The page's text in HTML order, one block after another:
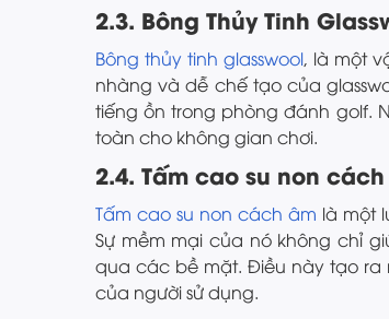
2.3. Bông Thủy Tinh
Bông thủy tinh glasswool, là một
nhàng và dễ chế tạo của
tiếng ồn trong phòng đánh golf.
toàn cho không gian chơi.
2.4. Tấm cao su non
Tấm cao su non cách âm là một
Sự mềm mại của nó không chỉ
qua các bề mặt. Điều này tạo ra
của người sử dụng.